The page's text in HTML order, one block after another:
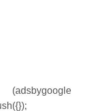
(adsbygoogle